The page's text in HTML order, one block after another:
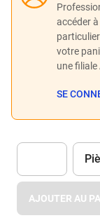
accéder
votre
une filiale
SE
Unité
AJOUTER AU